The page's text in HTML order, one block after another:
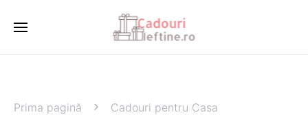
Prima pagină Cadouri pentru Casa